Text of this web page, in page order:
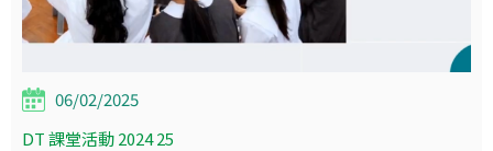
06/02/2025
DT 課堂活動 2024 25